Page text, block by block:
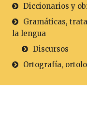
Diccionarios y
Gramáticas,
la lengua
Discursos
Ortografía,